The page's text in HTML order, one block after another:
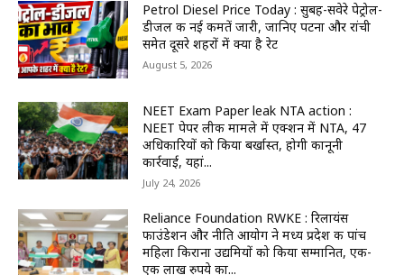
Petrol Diesel Price Today : सुबह-सवेरे पेट्रोल-
डीजल की नई कीमतें जारी, जानिए पटना और रांची
समेत दूसरे शहरों में क्या है रेट
August 5, 2026
NEET Exam Paper leak NTA action :
NEET पेपर लीक मामले में एक्शन में NTA, 47
अधिकारियों को किया बर्खास्त, होगी कानूनी
कार्रवाई, यहां...
July 24, 2026
Reliance Foundation RWKE : रिलायंस
फाउंडेशन और नीति आयोग ने मध्य प्रदेश की पांच
महिला किराना उद्यमियों को किया सम्मानित, एक-
एक लाख रुपये का...